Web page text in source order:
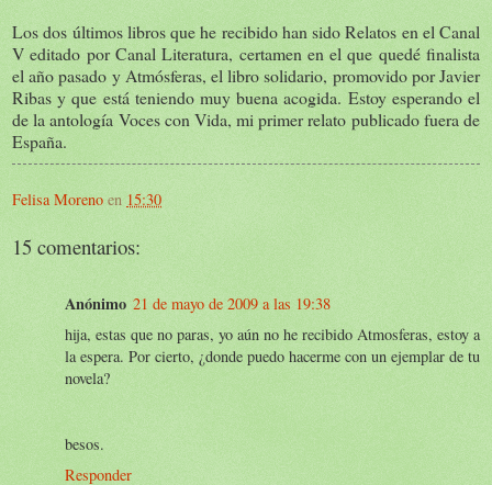
Los dos últimos libros que he recibido han sido Relatos en el Canal
V editado por Canal Literatura, certamen en el que quedé finalista
el año pasado y Atmósferas, el libro solidario, promovido por Javier
Ribas y que está teniendo muy buena acogida. Estoy esperando el
de la antología Voces con Vida, mi primer relato publicado fuera de
España.
Felisa Moreno en 15:30
15 comentarios:
Anónimo 21 de mayo de 2009 a las 19:38
hija, estas que no paras, yo aún no he recibido Atmosferas, estoy a
la espera. Por cierto, ¿donde puedo hacerme con un ejemplar de tu
novela?
besos.
Responder